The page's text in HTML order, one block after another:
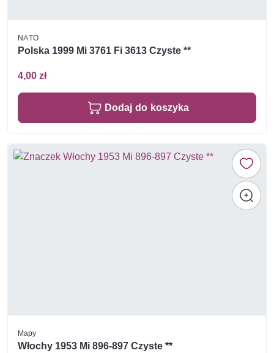
NATO
Polska 1999 Mi 3761 Fi 3613 Czyste **
4,00 zł
Dodaj do koszyka
Mapy
Włochy 1953 Mi 896-897 Czyste **